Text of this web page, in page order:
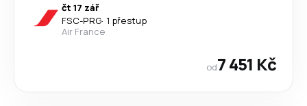
čt 17 zář
FSC-PRG· 1 přestup
Air France
od7 451 Kč